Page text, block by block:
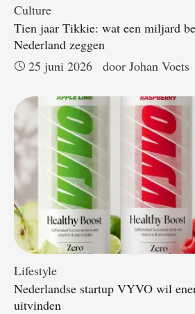
Culture
Tien jaar Tikkie: wat een miljard
Nederland zeggen
25 juni 2026
door Johan Voets
Lifestyle
Nederlandse startup VYVO wil
uitvinden